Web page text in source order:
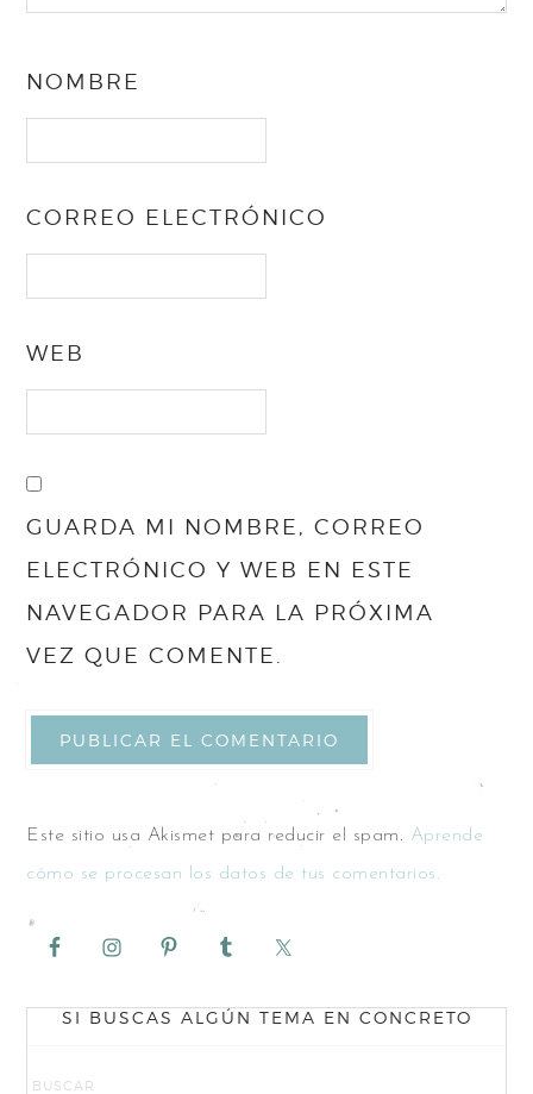
NOMBRE
CORREO ELECTRÓNICO
WEB
GUARDA MI NOMBRE, CORREO
ELECTRÓNICO Y WEB EN ESTE
NAVEGADOR PARA LA PRÓXIMA
VEZ QUE COMENTE.
Este sitio usa Akismet para reducir el spam. Aprende
cómo se procesan los datos de tus comentarios.
SI BUSCAS ALGÚN TEMA EN CONCRETO